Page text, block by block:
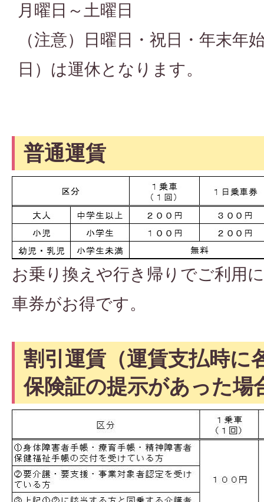
月曜日～土曜日
（注意）日曜日・祝日・年末年
日）は運休となります。
普通運賃
お乗り換えや行き帰りでご利用
車券がお得です。
割引運賃（運賃支払時に
保険証の提示があった場